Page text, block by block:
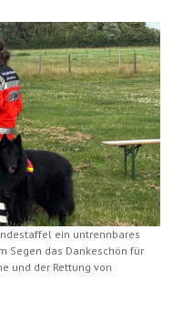
ein untrennbares
Segen das Dankeschön für
und der Rettung von